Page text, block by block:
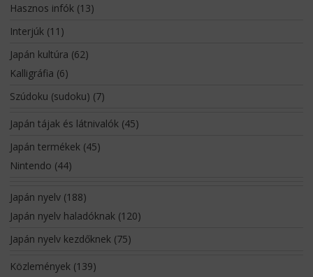
Hasznos infók(13)
Interjúk(11)
Japán kultúra (62)
Kalligráfia (6)
Szúdoku (sudoku) (7)
Japán tájak és látnivalók(45)
Japán termékek(45)
Nintendo (44)
Japán nyelv(188)
Japán nyelv haladóknak(120)
Japán nyelv kezdőknek(75)
Közlemények(139)